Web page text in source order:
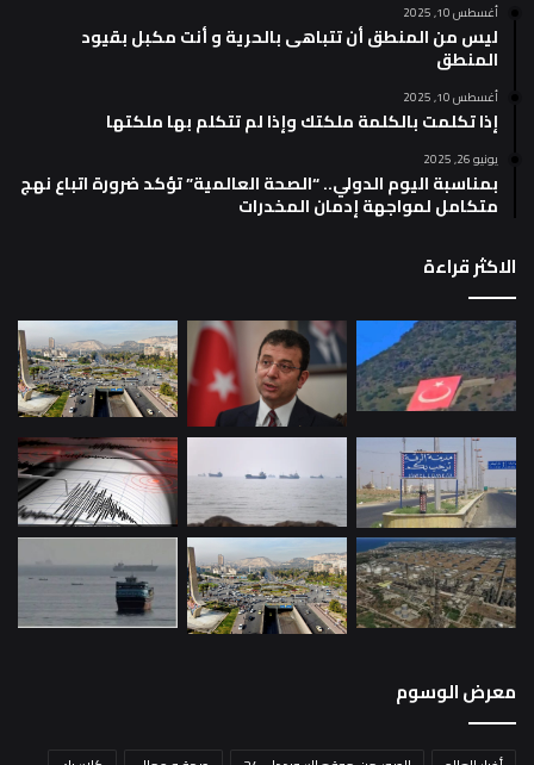
أغسطس 10, 2025
ليس من المنطق أن تتباهى بالحرية و أنت مكبل بقيود
المنطق
أغسطس 10, 2025
إذا تكلمت بالكلمة ملكتك وإذا لم تتكلم بها ملكتها
يونيو 26, 2025
بمناسبة اليوم الدولي.. “الصحة العالمية” تؤكد ضرورة اتباع نهج
متكامل لمواجهة إدمان المخدرات
الاكثر قراءة
معرض الوسوم